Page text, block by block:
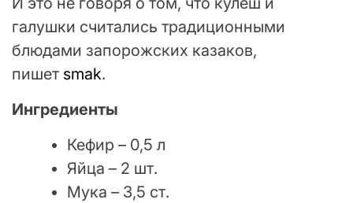
галушки считались традиционными
блюдами запорожских казаков,
пишет smak.
Ингредиенты
Кефир – 0,5 л
Яйца – 2 шт.
Мука – 3,5 ст.